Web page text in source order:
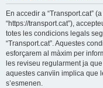
En accedir a “Transport.cat” (a
“https://transport.cat”),
totes les condicions legals
“Transport.cat”. Aquestes
esforçarem al màxim per
les reviseu regularment ja que
aquestes canvïin implica que
s’esmenen.